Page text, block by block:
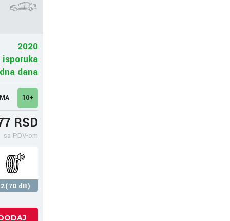
2020
dana
10+
RSD
sa PDV-om
2(70 dB)